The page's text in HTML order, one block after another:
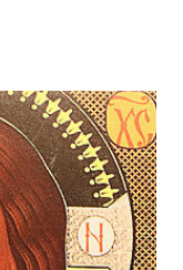
uno coma un
hermano de
que tiene